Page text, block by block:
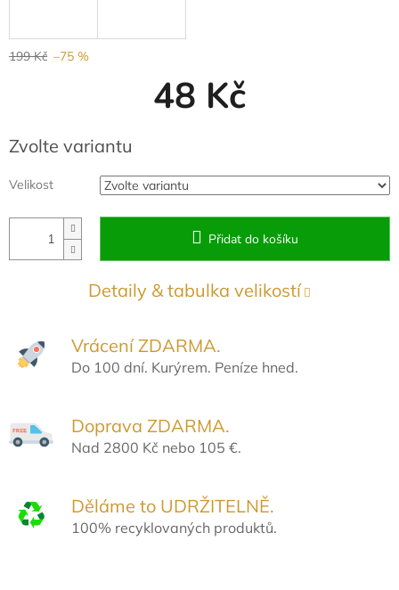
199 Kč –75 %
48 Kč
Měrná
cena:
Zvolte variantu
Velikost
Přidat do košíku
Detaily & tabulka velikostí
Vrácení ZDARMA.
Do 100 dní. Kurýrem. Peníze hned.
Doprava ZDARMA.
Nad 2800 Kč nebo 105 €.
Děláme to UDRŽITELNĚ.
100% recyklovaných produktů.